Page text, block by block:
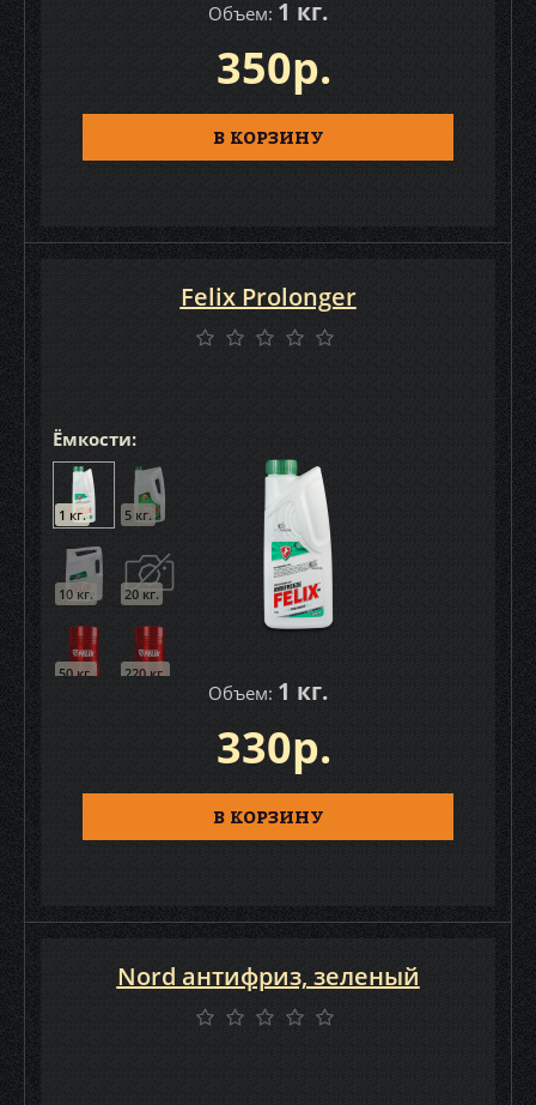
Объем: 1 кг.
350р.
В КОРЗИНУ
Ёмкости:
1 кг. 5 кг.
10 кг. 20 кг.
50 кг. 220 кг.
Объем: 1 кг.
Felix Prolonger
330р.
В КОРЗИНУ
Nord антифриз, зеленый